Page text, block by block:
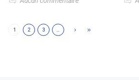
1 2 3 …